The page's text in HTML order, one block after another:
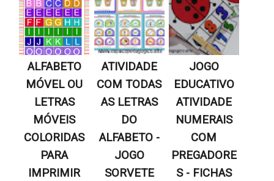
ALFABETO
MÓVEL OU
LETRAS
MÓVEIS
COLORIDAS
PARA
IMPRIMIR
ATIVIDADE
COM TODAS
AS LETRAS
DO
ALFABETO -
JOGO
SORVETE
JOGO
EDUCATIVO
ATIVIDADE
NUMERAIS
COM
PREGADORE
S - FICHAS